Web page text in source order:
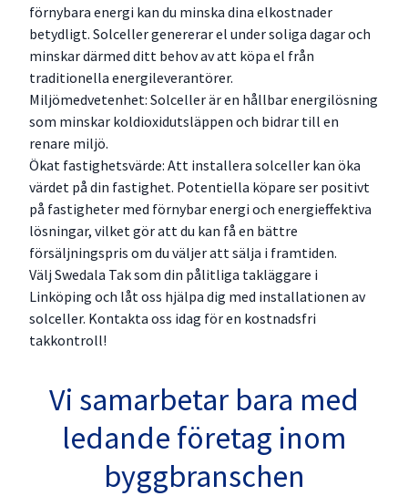
förnybara energi kan du minska dina elkostnader
betydligt. Solceller genererar el under soliga dagar och
minskar därmed ditt behov av att köpa el från
traditionella energileverantörer.
Miljömedvetenhet: Solceller är en hållbar energilösning
som minskar koldioxidutsläppen och bidrar till en
renare miljö.
Ökat fastighetsvärde: Att installera solceller kan öka
värdet på din fastighet. Potentiella köpare ser positivt
på fastigheter med förnybar energi och energieffektiva
lösningar, vilket gör att du kan få en bättre
försäljningspris om du väljer att sälja i framtiden.
Välj Swedala Tak som din pålitliga takläggare i
Linköping och låt oss hjälpa dig med installationen av
solceller. Kontakta oss idag för en kostnadsfri
takkontroll!
Vi samarbetar bara med
ledande företag inom
byggbranschen